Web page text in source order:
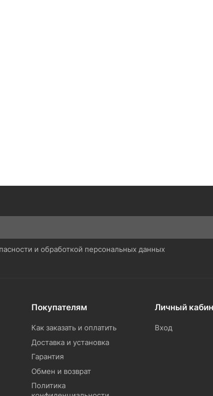
и обработкой персональных данных
Покупателям
Как заказать и оплатить
Доставка и установка
Гарантия
Обмен и возврат
Политика
Личный
Вход